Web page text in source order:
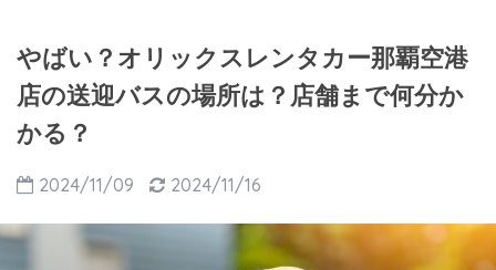
やばい？オリックスレンタカー那覇空港
店の送迎バスの場所は？店舗まで何分か
かる？
2024/11/09 2024/11/16